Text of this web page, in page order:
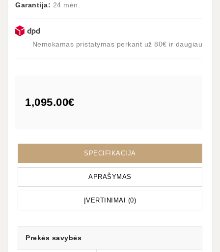
Garantija: 24 mėn.
Nemokamas pristatymas perkant už 80€ ir daugiau
1,095.00€
SPECIFIKACIJA
APRAŠYMAS
ĮVERTINIMAI (0)
Prekės savybės